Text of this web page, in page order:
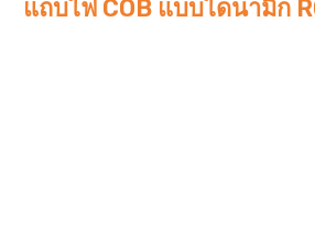
แถบไฟ COB แบบไดนามิก